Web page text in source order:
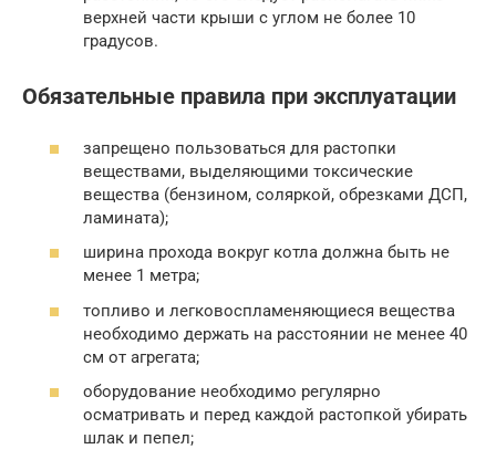
верхней части крыши с углом не более 10
градусов.
Обязательные правила при эксплуатации
запрещено пользоваться для растопки
веществами, выделяющими токсические
вещества (бензином, соляркой, обрезками ДСП,
ламината);
ширина прохода вокруг котла должна быть не
менее 1 метра;
топливо и легковоспламеняющиеся вещества
необходимо держать на расстоянии не менее 40
см от агрегата;
оборудование необходимо регулярно
осматривать и перед каждой растопкой убирать
шлак и пепел;